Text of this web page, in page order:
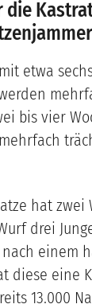
die
etwa
bis vier
hat zwei
drei
einem
diese eine
13.000